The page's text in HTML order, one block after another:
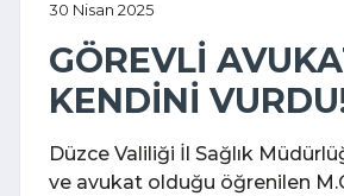
30 Nisan 2025
GÖREVLİ
KENDİNİ
Düzce Valiliği İl Sağlık
ve avukat olduğu öğrenilen